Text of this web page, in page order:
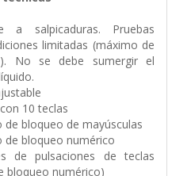
a salpicaduras. Pruebas
limitadas (máximo de
No se debe sumergir el
10 teclas
de bloqueo de mayúsculas
de bloqueo numérico
de pulsaciones de teclas
bloqueo numérico)